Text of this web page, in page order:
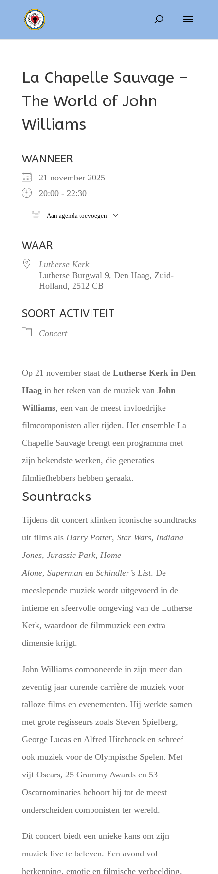
La Chapelle Sauvage –
The World of John
Williams
WANNEER
21 november 2025
20:00 - 22:30
Aan agenda toevoegen
WAAR
Lutherse Kerk
Lutherse Burgwal 9, Den Haag, Zuid-
Holland, 2512 CB
SOORT ACTIVITEIT
Concert
Op 21 november staat de Lutherse Kerk in Den
Haagin het teken van de muziek van John
Williams, een van de meest invloedrijke
filmcomponisten aller tijden. Het ensemble La
Chapelle Sauvage brengt een programma met
zijn bekendste werken, die generaties
filmliefhebbers hebben geraakt.
Sountracks
Tijdens dit concert klinken iconische soundtracks
uit films als Harry Potter, Star Wars, Indiana
Jones, Jurassic Park, Home
Alone, Superman en Schindler’s List. De
meeslepende muziek wordt uitgevoerd in de
intieme en sfeervolle omgeving van de Lutherse
Kerk, waardoor de filmmuziek een extra
dimensie krijgt.
John Williams componeerde in zijn meer dan
zeventig jaar durende carrière de muziek voor
talloze films en evenementen. Hij werkte samen
met grote regisseurs zoals Steven Spielberg,
George Lucas en Alfred Hitchcock en schreef
ook muziek voor de Olympische Spelen. Met
vijf Oscars, 25 Grammy Awards en 53
Oscarnominaties behoort hij tot de meest
onderscheiden componisten ter wereld.
Dit concert biedt een unieke kans om zijn
muziek live te beleven. Een avond vol
herkenning, emotie en filmische verbeelding.